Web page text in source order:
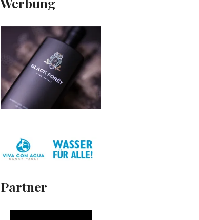
Partner